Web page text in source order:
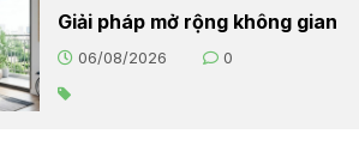
Giải pháp mở rộng không gian
06/08/2026 0